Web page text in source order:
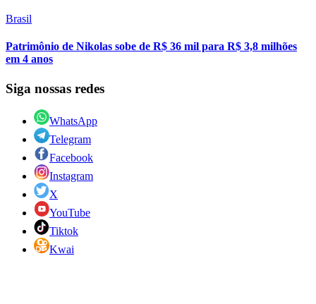
Brasil
Patrimônio de Nikolas sobe de R$ 36 mil para R$ 3,8 milhões
em 4 anos
Siga nossas redes
WhatsApp
Telegram
Facebook
Instagram
X
YouTube
Tiktok
Kwai